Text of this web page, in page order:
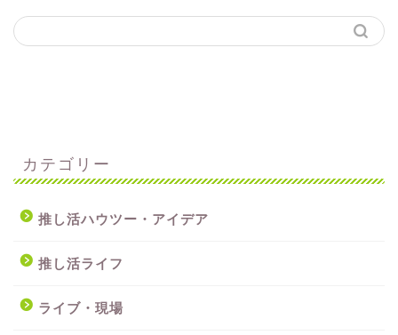
カテゴリー
推し活ハウツー・アイデア
推し活ライフ
ライブ・現場